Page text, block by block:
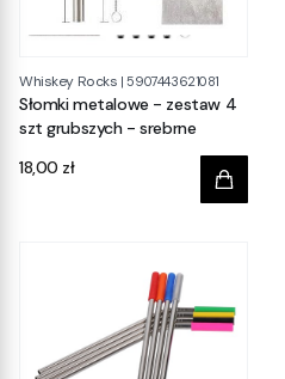
Whiskey Rocks |5907443621081
Słomki metalowe - zestaw 4
szt grubszych - srebrne
Cena
18,00 zł